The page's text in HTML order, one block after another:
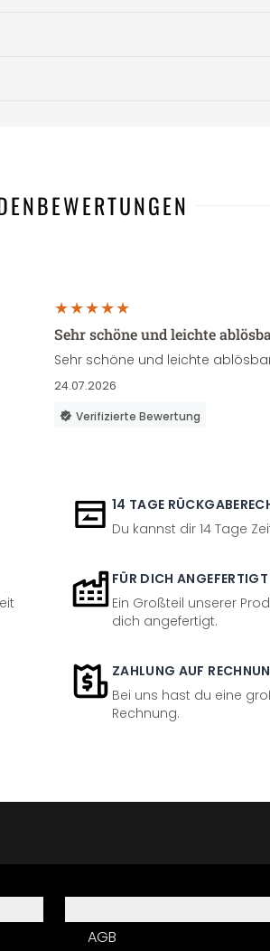
Sehr schöne und leichte
Sehr schöne und leichte
24.07.2026
Verifizierte Bewertung
14 TAGE
Du kannst dir 14 Tage
FÜR DICH ANGEFERTIGT
Ein Großteil unserer
dich angefertigt.
ZAHLUNG AUF
Bei uns hast du eine
Rechnung.
AGB